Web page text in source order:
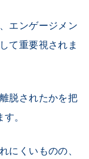
エンゲージメン
て重要視されま
脱されたかを把
。
にくいものの、